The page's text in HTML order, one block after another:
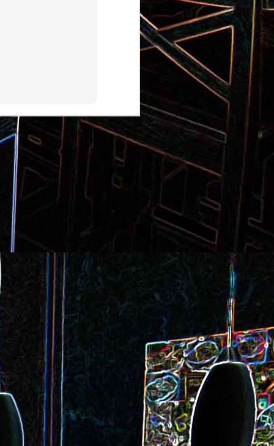
Pizza aux pommes de terre et
aux tomates séchées
de Salade de thon aux câpres et
aux deux olives
et aux Cookie géant aux pépites de
chocolat et au miel